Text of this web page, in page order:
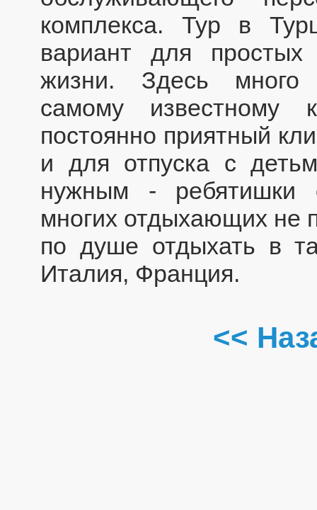
комплекса. Тур в
вариант для
жизни. Здесь много
самому известному
постоянно приятный
и для отпуска с
нужным - ребятишки
многих отдыхающих не
по душе отдыхать в
Италия, Франция.
<<